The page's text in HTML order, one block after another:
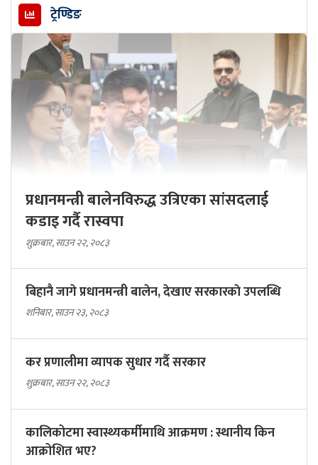
ट्रेण्डिङ
प्रधानमन्त्री बालेनविरुद्ध उत्रिएका सांसदलाई
कडाइ गर्दै रास्वपा
शुक्रबार, साउन २२, २०८३
बिहानै जागे प्रधानमन्त्री बालेन, देखाए सरकारकाे उपलब्धि
शनिबार, साउन २३, २०८३
कर प्रणालीमा व्यापक सुधार गर्दै सरकार
शुक्रबार, साउन २२, २०८३
कालिकोटमा स्वास्थ्यकर्मीमाथि आक्रमण : स्थानीय किन
आक्रोशित भए?